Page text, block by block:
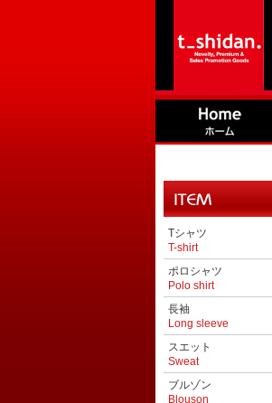
Tシャツ
T-shirt
ポロシャツ
Polo shirt
長袖
Long sleeve
スエット
Sweat
ブルゾン
Blouson